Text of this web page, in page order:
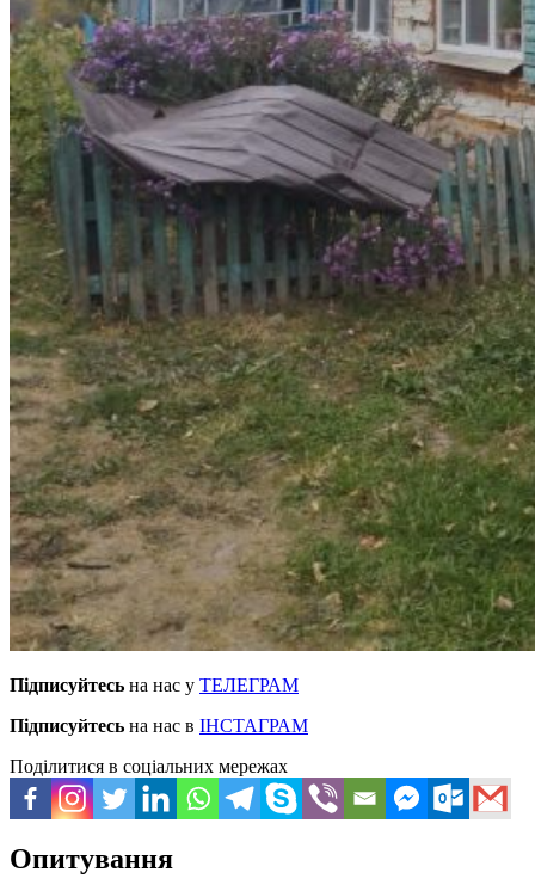
Підписуйтесь на нас у ТЕЛЕГРАМ
Підписуйтесь на нас в ІНСТАГРАМ
Поділитися в соціальних мережах
Опитування